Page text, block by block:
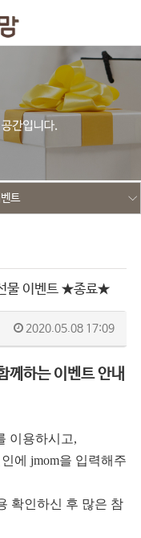
트
물 이벤트 ★종료★
2020.05.08 17:09
께하는 이벤트 안내
이용하시고,
에 jmom을 입력해주
확인하신 후 많은 참